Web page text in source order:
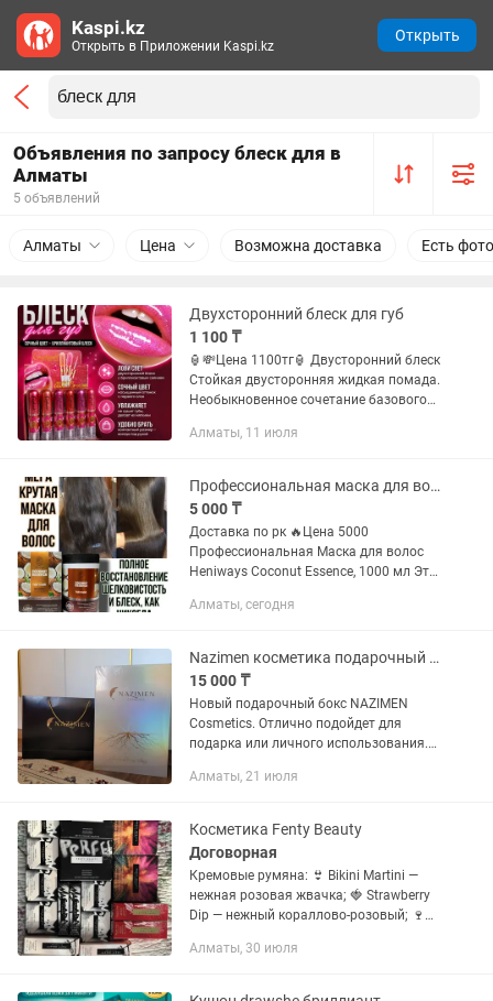
Объявления по запросу блеск для в
Алматы
5 объявлений
Алматы Цена Возможна доставка Есть фото
Двухсторонний блеск для губ
1 100 ₸
🏮💸Цена 1100тг🏮 Двусторонний блеск
Стойкая двусторонняя жидкая помада.
Необыкновенное сочетание базового
сияющим финишем. Цвет держится в
Алматы, 11 июля
Профессиональная маска для восстановления волос
5 000 ₸
Доставка по рк 🔥Цена 5000
Профессиональная Маска для волос
Heniways Coconut Essence, 1000 мл Это
предназначено для восстановления
Алматы, сегодня
Nazimen косметика подарочный бокс набор
15 000 ₸
Новый подарочный бокс NAZIMEN
Cosmetics. Отлично подойдет для
подарка или личного использования.
под макияж, румяна, блеск для губ,
Алматы, 21 июля
Косметика Fenty Beauty
Договорная
Кремовые румяна: 👙 Bikini Martini —
нежная розовая жвачка; 🍓 Strawberry
Dip — нежный кораллово-розовый; 🍷
шиммером; 🍇 Cool Berry — нежный
Алматы, 30 июля
Kaspi.kz
Открыть в Приложении Kaspi.kz
Открыть